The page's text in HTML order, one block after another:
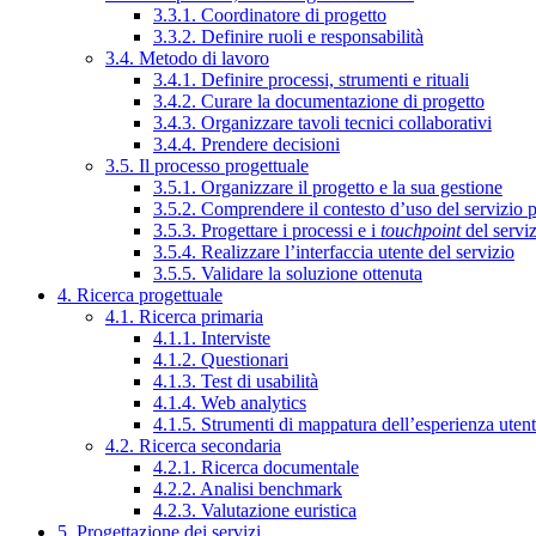
3.3.1. Coordinatore di progetto
3.3.2. Definire ruoli e responsabilità
3.4. Metodo di lavoro
3.4.1. Definire processi, strumenti e rituali
3.4.2. Curare la documentazione di progetto
3.4.3. Organizzare tavoli tecnici collaborativi
3.4.4. Prendere decisioni
3.5. Il processo progettuale
3.5.1. Organizzare il progetto e la sua gestione
3.5.2. Comprendere il contesto d’uso del servizio
3.5.3. Progettare i processi e i touchpointdel
3.5.4. Realizzare l’interfaccia utente del servizio
3.5.5. Validare la soluzione ottenuta
4. Ricerca progettuale
4.1. Ricerca primaria
4.1.1. Interviste
4.1.2. Questionari
4.1.3. Test di usabilità
4.1.4. Web analytics
4.1.5. Strumenti di mappatura dell’esperienza
4.2. Ricerca secondaria
4.2.1. Ricerca documentale
4.2.2. Analisi benchmark
4.2.3. Valutazione euristica
5. Progettazione dei servizi